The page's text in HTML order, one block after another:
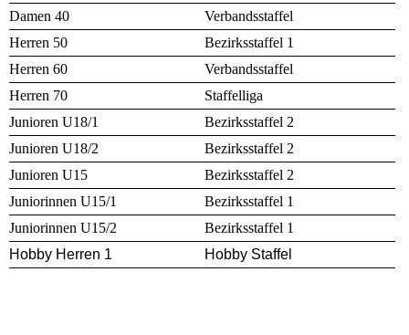
Damen 40
Verbandsstaffel
Herren 50
Bezirksstaffel 1
Herren 60
Verbandsstaffel
Herren 70
Staffelliga
Junioren U18/1
Bezirksstaffel 2
Junioren U18/2
Bezirksstaffel 2
Junioren U15
Bezirksstaffel 2
Juniorinnen U15/1
Bezirksstaffel 1
Juniorinnen U15/2
Bezirksstaffel 1
Hobby Herren 1
Hobby Staffel